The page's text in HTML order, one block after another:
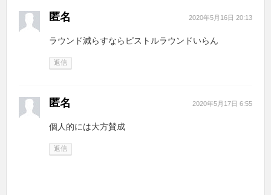
匿名 2020年5月16日 20:13
ラウンド減らすならピストルラウンドいらん
返信
匿名 2020年5月17日 6:55
個人的には大方賛成
返信